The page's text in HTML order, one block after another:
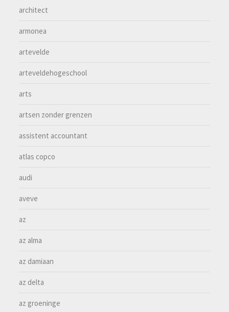
architect
armonea
artevelde
arteveldehogeschool
arts
artsen zonder grenzen
assistent accountant
atlas copco
audi
aveve
az
az alma
az damiaan
az delta
az groeninge